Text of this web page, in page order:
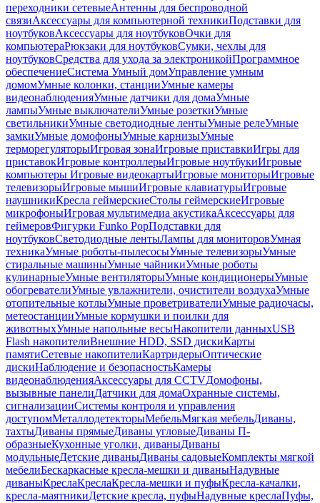
переходники сетевыеАнтенны для беспроводной
связиАксессуары для компьютерной техникиПодставки для
ноутбуковАксессуары для ноутбуковОчки для
компьютераРюкзаки для ноутбуковСумки, чехлы для
ноутбуковСредства для ухода за электроникойПрограммное
обеспечениеСистема Умный домУправление умным
домомУмные колонки, станцииУмные камеры
видеонаблюденияУмные датчики для домаУмные
лампыУмные выключателиУмные розеткиУмные
светильникиУмные светодиодные лентыУмные релеУмные
замкиУмные домофоныУмные карнизыУмные
терморегуляторыИгровая зонаИгровые приставкиИгры для
приставокИгровые контроллерыИгровые ноутбукиИгровые
компьютеры Игровые видеокартыИгровые мониторыИгровые
телевизорыИгровые мышиИгровые клавиатурыИгровые
наушникиКресла геймерскиеСтолы геймерскиеИгровые
микрофоныИгровая мультимедиа акустикаАксессуары для
геймеровФигурки Funko PopПодставки для
ноутбуковСветодиодные лентыЛампы для мониторовУмная
техникаУмные роботы-пылесосыУмные телевизорыУмные
стиральные машиныУмные чайникиУмные роботы
кулинарныеУмные вентиляторыУмные кондиционерыУмные
обогревателиУмные увлажнители, очистители воздухаУмные
отопительные котлыУмные проветривателиУмные радиочасы,
метеостанцииУмные кормушки и поилки для
животныхУмные напольные весыНакопители данныхUSB
Flash накопителиВнешние HDD, SSD дискиКарты
памятиСетевые накопителиКартридерыОптические
дискиНаблюдение и безопасностьКамеры
видеонаблюденияАксессуары для CCTVДомофоны,
вызывные панелиДатчики для домаОхранные системы,
сигнализацииСистемы контроля и управления
доступомМеталлодетекторыМебельМягкая мебельДиваны,
тахтыДиваны прямыеДиваны угловыеДиваны П-
образныеКухонные уголки, диваныДиваны
модульныеДетские диваныДиваны садовыеКомплекты мягкой
мебелиБескаркасные кресла-мешки и диваныНадувные
диваныКреслаКреслаКресла-мешки и пуфыКресла-качалки,
кресла-маятникиДетские кресла, пуфыНадувные креслаПуфы,